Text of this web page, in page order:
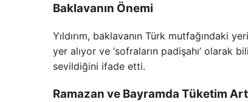
Baklavanın Önemi
Yıldırım, baklavanın Türk mutfağındaki
yer alıyor ve ‘sofraların padişahı’ olarak
sevildiğini ifade etti.
Ramazan ve Bayramda Tüketim